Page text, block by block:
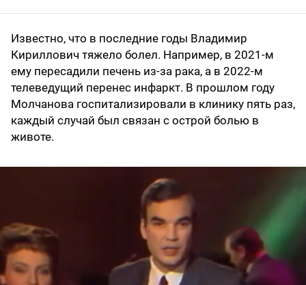
Известно, что в последние годы Владимир
Кириллович тяжело болел. Например, в 2021-м
ему пересадили печень из-за рака, а в 2022-м
телеведущий перенес инфаркт. В прошлом году
Молчанова госпитализировали в клинику пять раз,
каждый случай был связан с острой болью в
животе.